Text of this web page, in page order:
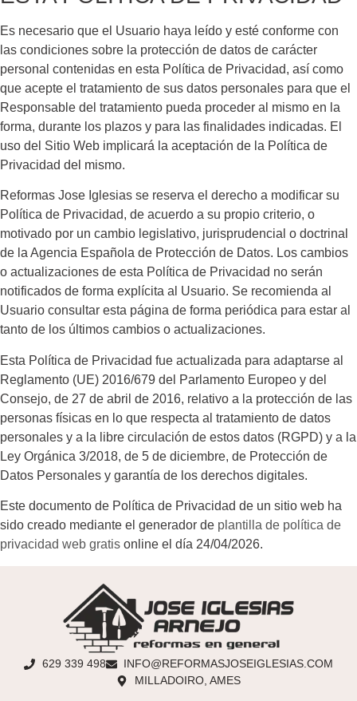
Es necesario que el Usuario haya leído y esté conforme con
las condiciones sobre la protección de datos de carácter
personal contenidas en esta Política de Privacidad, así como
que acepte el tratamiento de sus datos personales para que el
Responsable del tratamiento pueda proceder al mismo en la
forma, durante los plazos y para las finalidades indicadas. El
uso del Sitio Web implicará la aceptación de la Política de
Privacidad del mismo.
Reformas Jose Iglesias se reserva el derecho a modificar su
Política de Privacidad, de acuerdo a su propio criterio, o
motivado por un cambio legislativo, jurisprudencial o doctrinal
de la Agencia Española de Protección de Datos. Los cambios
o actualizaciones de esta Política de Privacidad no serán
notificados de forma explícita al Usuario. Se recomienda al
Usuario consultar esta página de forma periódica para estar al
tanto de los últimos cambios o actualizaciones.
Esta Política de Privacidad fue actualizada para adaptarse al
Reglamento (UE) 2016/679 del Parlamento Europeo y del
Consejo, de 27 de abril de 2016, relativo a la protección de las
personas físicas en lo que respecta al tratamiento de datos
personales y a la libre circulación de estos datos (RGPD) y a la
Ley Orgánica 3/2018, de 5 de diciembre, de Protección de
Datos Personales y garantía de los derechos digitales.
Este documento de Política de Privacidad de un sitio web ha
sido creado mediante el generador de plantilla de política de
privacidad web gratis online el día 24/04/2026.
629 339 498
INFO@REFORMASJOSEIGLESIAS.COM
MILLADOIRO, AMES